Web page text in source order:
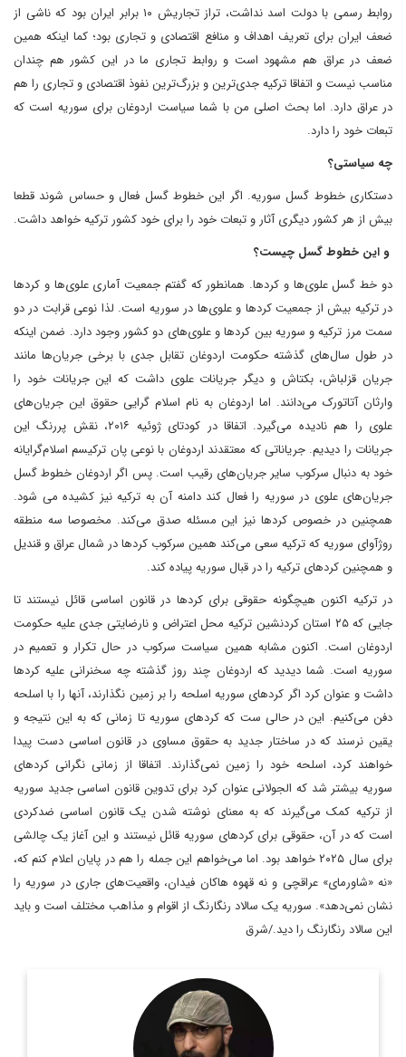
روابط رسمی با دولت اسد نداشت، تراز تجاریش ۱۰ برابر ایران بود که ناشی از
ضعف ایران برای تعریف اهداف و منافع اقتصادی و تجاری بود؛ کما اینکه همین
ضعف در عراق هم مشهود است و روابط تجاری ما در این کشور هم چندان
مناسب نیست و اتفاقا ترکیه جدی‌ترین و بزرگ‌ترین نفوذ اقتصادی و تجاری را هم
در عراق دارد. اما بحث اصلی من با شما سیاست اردوغان برای سوریه است که
تبعات خود را دارد.
چه سیاستی؟
دستکاری خطوط گسل سوریه. اگر این خطوط گسل فعال و حساس شوند قطعا
بیش از هر کشور دیگری آثار و تبعات خود را برای خود کشور ترکیه خواهد داشت.
و این خطوط گسل چیست؟
دو خط گسل علوی‌ها و کردها. همانطور که گفتم جمعیت آماری علوی‌ها و کردها
در ترکیه بیش از جمعیت کردها و علوی‌ها در سوریه است. لذا نوعی قرابت در دو
سمت مرز ترکیه و سوریه بین کردها و علوی‌های دو کشور وجود دارد. ضمن اینکه
در طول سال‌های گذشته حکومت اردوغان تقابل جدی با برخی جریان‌ها مانند
جریان قزلباش، بکتاش و دیگر جریانات علوی داشت که این جریانات خود را
وارثان آتاتورک می‌دانند. اما اردوغان به نام اسلام گرایی حقوق این جریان‌های
علوی را هم نادیده می‌گیرد. اتفاقا در کودتای ژوئیه ۲۰۱۶، نقش پررنگ این
جریانات را دیدیم. جریاناتی که معتقدند اردوغان با نوعی پان ترکیسم اسلام‌گرایانه
خود به دنبال سرکوب سایر جریان‌های رقیب است. پس اگر اردوغان خطوط گسل
جریان‌های علوی در سوریه را فعال کند دامنه آن به ترکیه نیز کشیده می شود.
همچنین در خصوص کردها نیز این مسئله صدق می‌کند. مخصوصا سه منطقه
روژآوای سوریه که ترکیه سعی می‌کند همین سرکوب کردها در شمال عراق و قندیل
و همچنین کردهای ترکیه را در قبال سوریه پیاده کند.
در ترکیه اکنون هیچگونه حقوقی برای کردها در قانون اساسی قائل نیستند تا
جایی که ۲۵ استان کردنشین ترکیه محل اعتراض و نارضایتی جدی علیه حکومت
اردوغان است. اکنون مشابه همین سیاست سرکوب در حال تکرار و تعمیم در
سوریه است. شما دیدید که اردوغان چند روز گذشته چه سخنرانی علیه کردها
داشت و عنوان کرد اگر کردهای سوریه اسلحه را بر زمین نگذارند، آنها را با اسلحه
دفن می‌کنیم. این در حالی ست که کردهای سوریه تا زمانی که به این نتیجه و
یقین نرسند که در ساختار جدید به حقوق مساوی در قانون اساسی دست پیدا
خواهند کرد، اسلحه خود را زمین نمی‌گذارند. اتفاقا از زمانی نگرانی کردهای
سوریه بیشتر شد که الجولانی عنوان کرد برای تدوین قانون اساسی جدید سوریه
از ترکیه کمک می‌گیرند که به معنای نوشته شدن یک قانون اساسی ضدکردی
است که در آن، حقوقی برای کردهای سوریه قائل نیستند و این آغاز یک چالشی
برای سال ۲۰۲۵ خواهد بود. اما می‌خواهم این جمله را هم در پایان اعلام کنم که،
«نه «شاورمای» عراقچی و نه قهوه هاکان فیدان، واقعیت‌های جاری در سوریه را
نشان نمی‌دهد». سوریه یک سالاد رنگارنگ از اقوام و مذاهب مختلف است و باید
این سالاد رنگارنگ را دید./شرق
روزنامه نگار و کارشناس ارشد روزنامه نگاری سیاسی و عضو
تحریریه دیپلماسی ایرانی.